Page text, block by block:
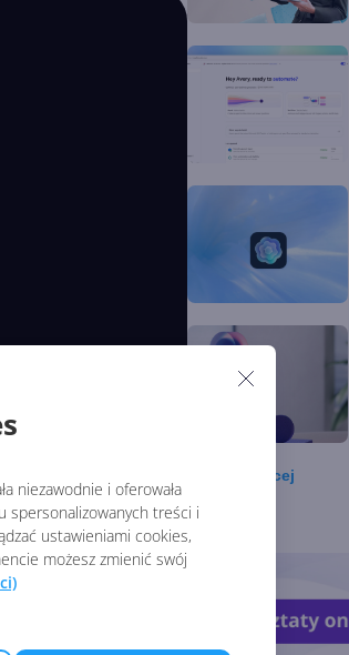
niezawodnie i oferowała
spersonalizowanych treści i
ustawieniami cookies,
możesz zmienić swój
więcej